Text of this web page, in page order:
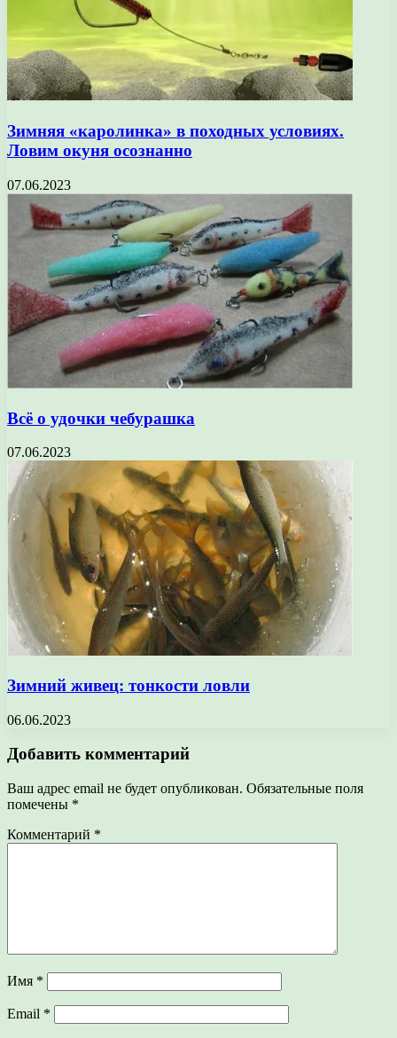
Зимняя «каролинка» в походных условиях.
Ловим окуня осознанно
07.06.2023
Всё о удочки чебурашка
07.06.2023
Зимний живец: тонкости ловли
06.06.2023
Добавить комментарий
Ваш адрес email не будет опубликован. Обязательные поля
помечены *
Комментарий *
Имя *
Email *